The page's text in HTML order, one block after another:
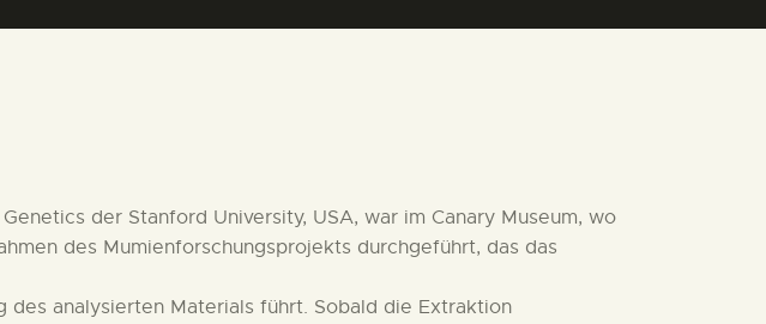
der Stanford University, USA, war im Canary Museum, wo
des Mumienforschungsprojekts durchgeführt, das das
analysierten Materials führt. Sobald die Extraktion